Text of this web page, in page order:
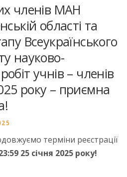
членів МАН
області та
Всеукраїнського
науково-
учнів – членів
року – приємна
терміни реєстрації
25 січня 2025 року!